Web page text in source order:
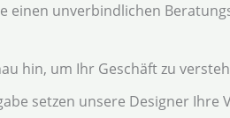
einen unverbindlichen
hin, um Ihr Geschäft zu
setzen unsere Designer Ihre